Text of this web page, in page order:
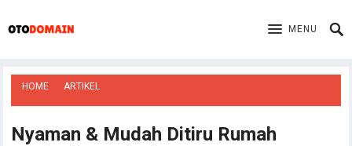
MENU
HOME ARTIKEL
Nyaman & Mudah Ditiru Rumah